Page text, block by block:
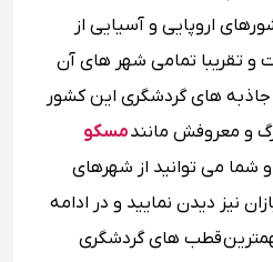
اروپایی و آسیایی از
و تقریبا تمامی شهر های آن
های گردشگری این کشور
و معروفش مانندمسکو
شما می توانید از شهرهای
نیز دیدن نمایید و در ادامه
قطب های گردشگری